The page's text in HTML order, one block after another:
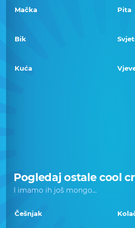
Mačka Pita
Bik
Kuća
Pogledaj ostale cool
I imamo ih još mongo...
Češnjak